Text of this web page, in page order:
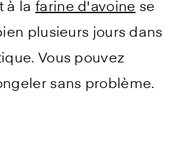
à la farine d'avoine se
plusieurs jours dans
Vous pouvez
sans problème.